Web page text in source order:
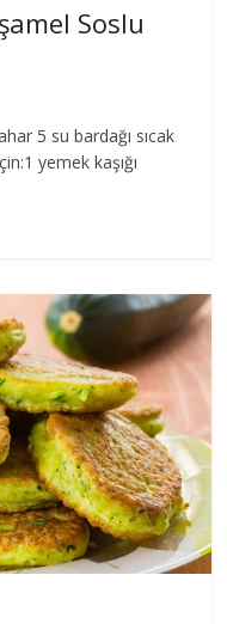
Soslu
5 su bardağı sıcak
yemek kaşığı